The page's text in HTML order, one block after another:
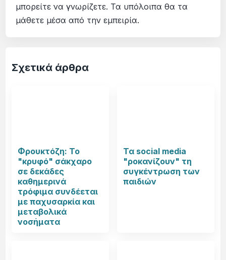
μπορείτε να γνωρίζετε. Τα υπόλοιπα θα τα
μάθετε μέσα από την εμπειρία.
Σχετικά άρθρα
Φρουκτόζη: Το
"κρυφό" σάκχαρο
σε δεκάδες
καθημερινά
τρόφιμα συνδέεται
με παχυσαρκία και
μεταβολικά
νοσήματα
Τα social media
"ροκανίζουν" τη
συγκέντρωση των
παιδιών